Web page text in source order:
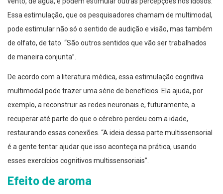
Essa estimulação, que os pesquisadores chamam de multimodal,
pode estimular não só o sentido de audição e visão, mas também
de olfato, de tato. “São outros sentidos que vão ser trabalhados
de maneira conjunta”.
De acordo com a literatura médica, essa estimulação cognitiva
multimodal pode trazer uma série de benefícios. Ela ajuda, por
exemplo, a reconstruir as redes neuronais e, futuramente, a
recuperar até parte do que o cérebro perdeu com a idade,
restaurando essas conexões. “A ideia dessa parte multissensorial
é a gente tentar ajudar que isso aconteça na prática, usando
esses exercícios cognitivos multissensoriais”.
Efeito de aroma